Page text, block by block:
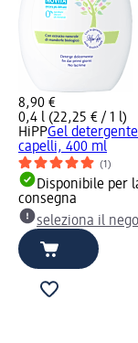
8,90 €
0,4 l (22,25 € / 1 l)
HiPPGel
capelli, 400 ml
(1)
Disponibile per
consegna
seleziona il